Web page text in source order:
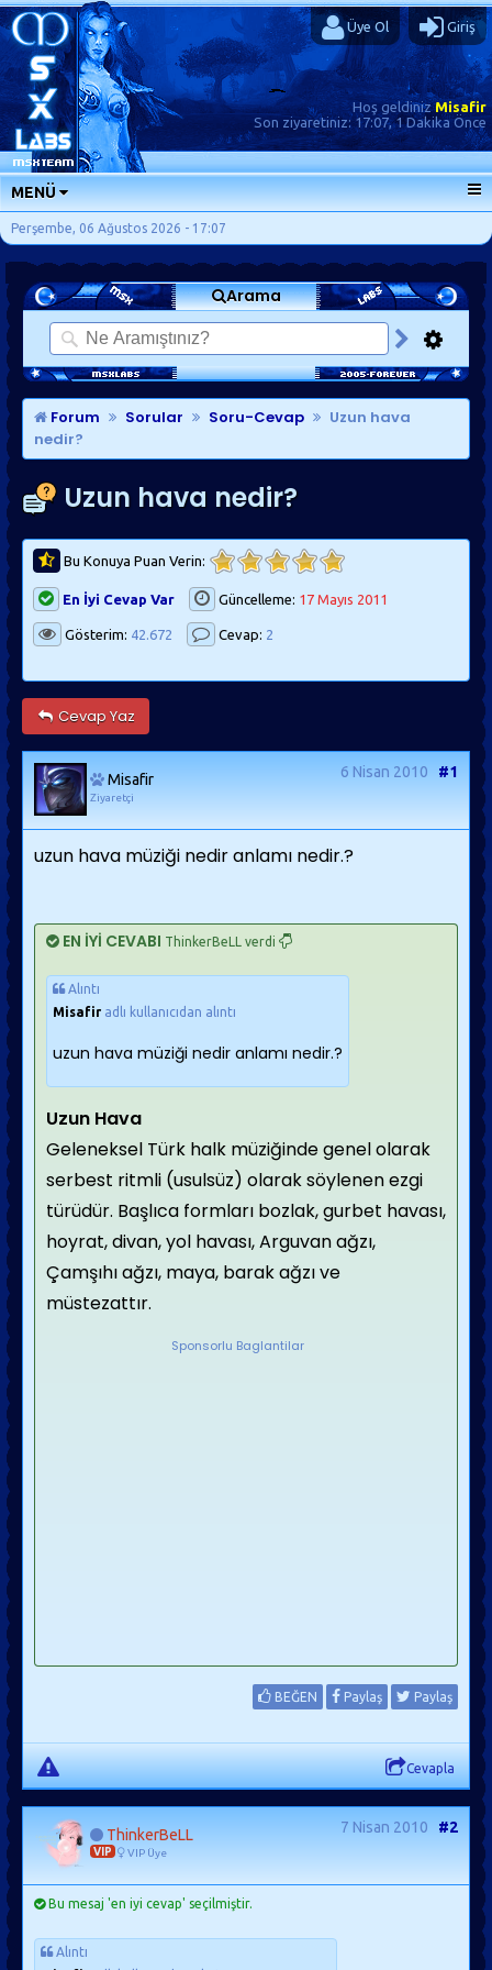
Üye Ol Giriş
Hoş geldinizMisafir
Son ziyaretiniz: 17:07, 1 Dakika Önce
MENÜ
ANA SAYFA
FORUMLAR
SORU-CEVAP
GÜNLÜKLER
SON MESAJLAR
KISAYOLLAR
Perşembe, 06 Ağustos 2026 - 17:07
Arama
Forum Sorular Soru-Cevap
Uzun hava
nedir?
Uzun hava nedir?
Bu Konuya Puan Verin:
En İyi Cevap Var Güncelleme: 17 Mayıs 2011
Gösterim: 42.672 Cevap: 2
Cevap Yaz
Misafir
Ziyaretçi
6 Nisan 2010 #1
uzun hava müziği nedir anlamı nedir.?
EN İYİ CEVABI ThinkerBeLL verdi
Alıntı
Misafir adlı kullanıcıdan alıntı
uzun hava müziği nedir anlamı nedir.?
Uzun Hava
Geleneksel Türk halk müziğinde genel olarak
serbest ritmli (usulsüz) olarak söylenen ezgi
türüdür. Başlıca formları bozlak, gurbet havası,
hoyrat, divan, yol havası, Arguvan ağzı,
Çamşıhı ağzı, maya, barak ağzı ve
müstezattır.
Sponsorlu Baglantilar
BEĞEN Paylaş Paylaş
Cevapla
ThinkerBeLL
VIP VIP Üye
7 Nisan 2010 #2
Bu mesaj 'en iyi cevap' seçilmiştir.
Alıntı